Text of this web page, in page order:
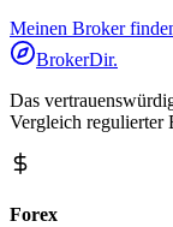
Meinen Broker
BrokerDir.
Das
Vergleich
Forex